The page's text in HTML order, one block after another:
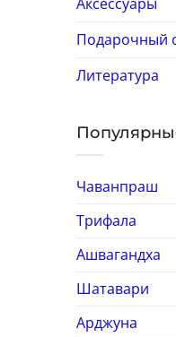
Подарочный
Литература
Чаванпраш
Трифала
Ашвагандха
Шатавари
Арджуна